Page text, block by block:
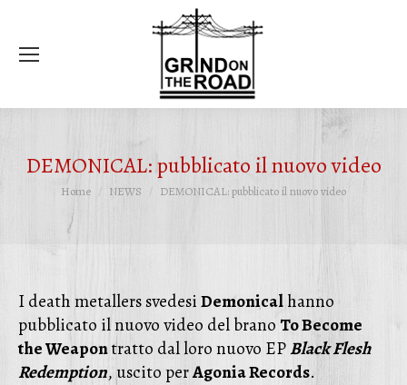
DEMONICAL: pubblicato il nuovo video
Tu sei qui:
Home NEWS DEMONICAL: pubblicato il nuovo video
I death metallers svedesiDemonicalhanno
pubblicato il nuovo video del branoTo Become
the Weapontratto dal loro nuovo EPBlack Flesh
Redemption, uscito perAgonia Records.